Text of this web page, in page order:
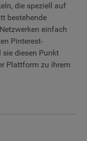
die speziell auf
bestehende
einfach
Pinterest-
diesen Punkt
Plattform zu ihrem